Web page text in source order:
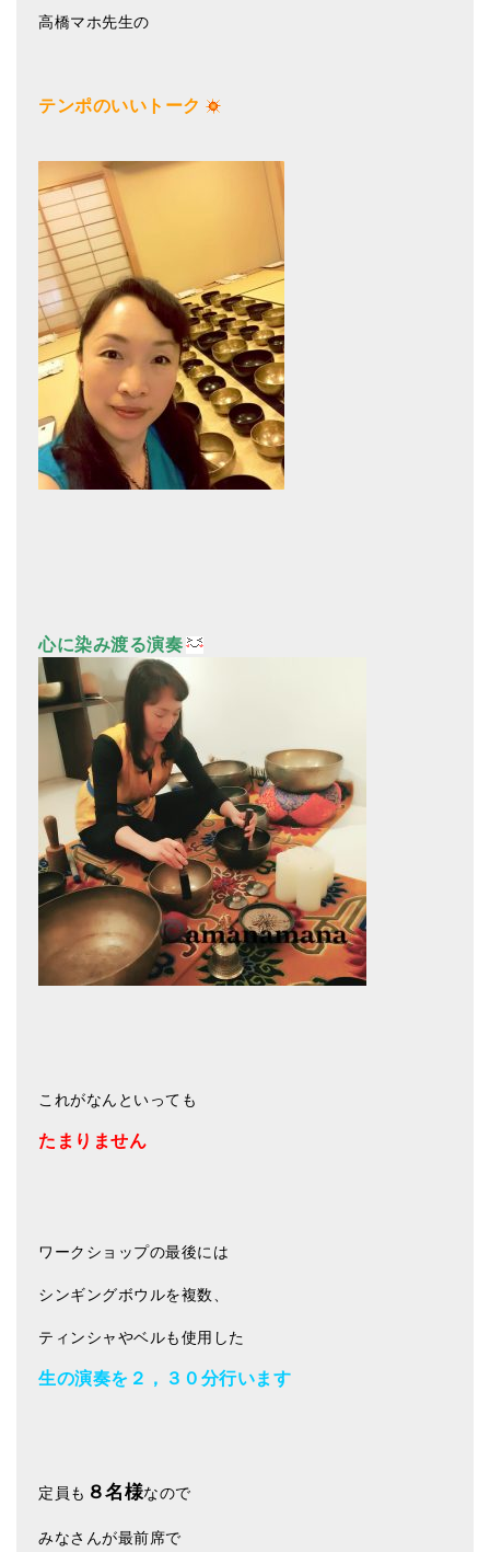
高橋マホ先生の
テンポのいいトーク
心に染み渡る演奏
これがなんといっても
たまりません
ワークショップの最後には
シンギングボウルを複数、
ティンシャやベルも使用した
生の演奏を２，３０分行います
定員も ８名様なので
みなさんが最前席で